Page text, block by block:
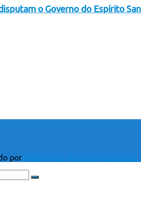
o Governo do Espírito
por Webmundo soluções Interativas